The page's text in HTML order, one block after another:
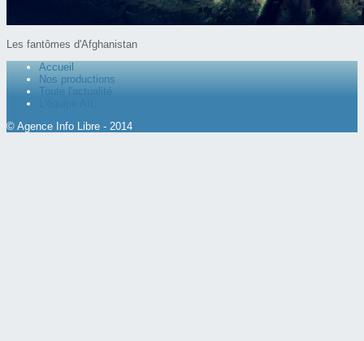
Les fantômes d'Afghanistan
Accueil
Nos productions
Toute l'actualité
© Agence Info Libre - 2014